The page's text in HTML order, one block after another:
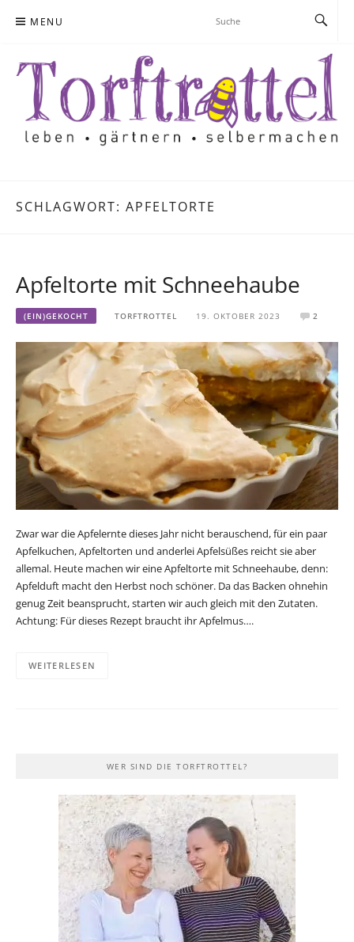
MENU
SCHLAGWORT: APFELTORTE
Apfeltorte mit Schneehaube
(EIN)GEKOCHT TORFTROTTEL 19. OKTOBER 2023 2
Zwar war die Apfelernte dieses Jahr nicht berauschend, für ein paar
Apfelkuchen, Apfeltorten und anderlei Apfelsüßes reicht sie aber
allemal. Heute machen wir eine Apfeltorte mit Schneehaube, denn:
Apfelduft macht den Herbst noch schöner. Da das Backen ohnehin
genug Zeit beansprucht, starten wir auch gleich mit den Zutaten.
Achtung: Für dieses Rezept braucht ihr Apfelmus….
WEITERLESEN
WER SIND DIE TORFTROTTEL?